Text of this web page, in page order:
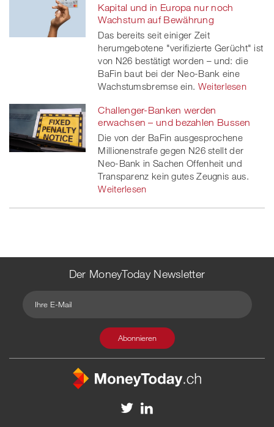
Kapital und in Europa nur noch
Wachstum auf Bewährung
Das bereits seit einiger Zeit
herumgebotene "verifizierte Gerücht" ist
von N26 bestätigt worden – und: die
BaFin baut bei der Neo-Bank eine
Wachstumsbremse ein. Weiterlesen
Challenger-Banken werden
erwachsen – und bezahlen Bussen
Die von der BaFin ausgesprochene
Millionenstrafe gegen N26 stellt der
Neo-Bank in Sachen Offenheit und
Transparenz kein gutes Zeugnis aus.
Weiterlesen
Der MoneyToday Newsletter